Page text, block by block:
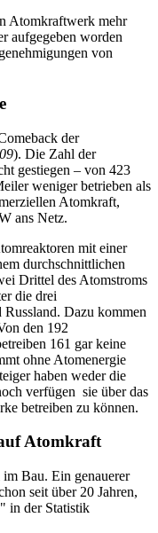
Atomkraftwerk mehr
aufgegeben worden
von
der
). Die Zahl der
gestiegen – von 423
weniger betrieben als
Atomkraft,
ans Netz.
mit einer
durchschnittlichen
Drittel des Atomstroms
die drei
Dazu kommen
den 192
161 gar keine
ohne Atomenergie
haben weder die
verfügen sie über das
betreiben zu können.
Atomkraft
Bau. Ein genauerer
seit über 20 Jahren,
in der Statistik